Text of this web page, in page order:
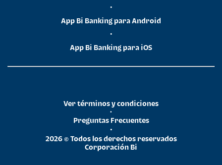
•
App Bi Banking para Android
•
App Bi Banking para iOS
2026 © Todos los derechos reservados
Corporación Bi
•
Preguntas Frecuentes
•
Ver términos y condiciones